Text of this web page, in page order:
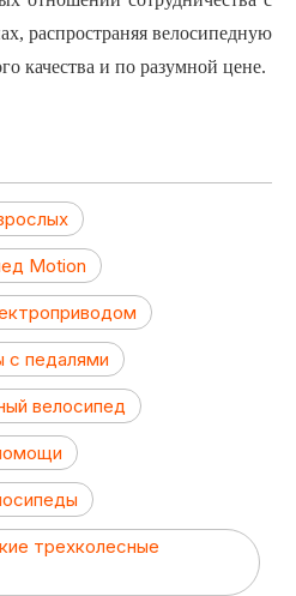
распространяя велосипедную
качества и по разумной цене.
Motion
с педалями
велосипед
трехколесные